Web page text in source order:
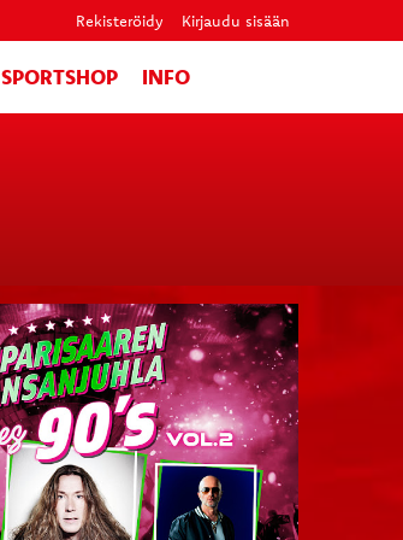
Rekisteröidy Kirjaudu sisään
SPORTSHOP INFO
Lue lisää